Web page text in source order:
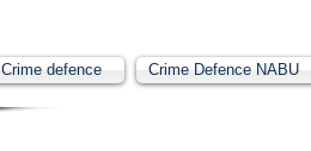
Crime defence Crime Defence NABU